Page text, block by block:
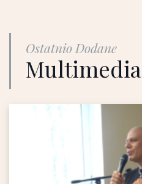
Ostatnio Dodane
Multimedia